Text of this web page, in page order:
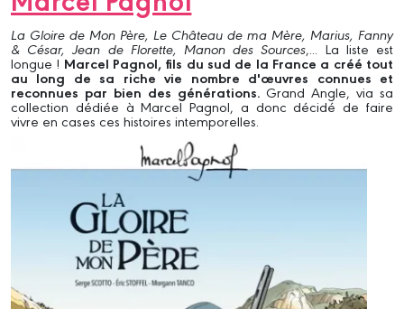
La Gloire de Mon Père, Le Château de ma Mère, Marius, Fanny
& César, Jean de Florette, Manon des Sources,... La liste est
longue !Marcel Pagnol, fils du sud de la France a créé tout
au long de sa riche vie nombre d'œuvres connues et
reconnues par bien des générations. Grand Angle, via sa
collection dédiée à Marcel Pagnol, a donc décidé de faire
vivre en cases ces histoires intemporelles.